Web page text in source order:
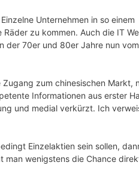
Unternehmen in so einem
zu kommen. Auch die IT
der 70er und 80er Jahre nun
zum chinesischen Markt,
Informationen aus erster
und medial verkürzt. Ich
Einzelaktien sein sollen,
man wenigstens die Chance